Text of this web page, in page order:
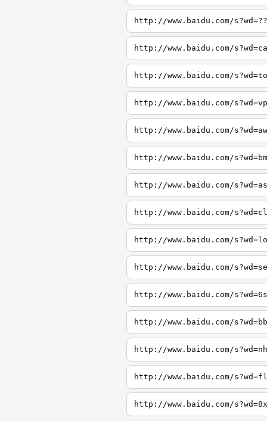
http://www.baidu.com/
http://www.baidu.com/
http://www.baidu.com/
http://www.baidu.com/
http://www.baidu.com/
http://www.baidu.com/
http://www.baidu.com/
http://www.baidu.com/
http://www.baidu.com/
http://www.baidu.com/
http://www.baidu.com/
http://www.baidu.com/
http://www.baidu.com/
http://www.baidu.com/
http://www.baidu.com/